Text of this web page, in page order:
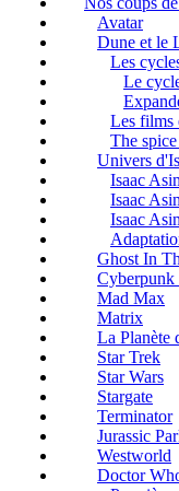
Avatar
Dune et le
Les
Le
Les films
The
Univers
Isaac
Isaac
Isaac
Ghost In
Cyberpunk
Mad Max
Matrix
La Planète
Star Trek
Star Wars
Stargate
Terminator
Jurassic
Westworld
Doctor